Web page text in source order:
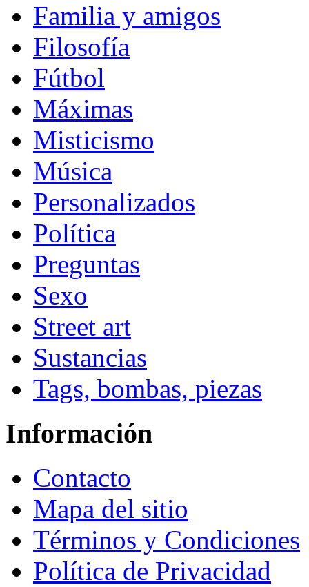
Familia y amigos
Filosofía
Fútbol
Máximas
Misticismo
Música
Personalizados
Política
Preguntas
Sexo
Street art
Sustancias
Tags, bombas, piezas
Información
Contacto
Mapa del sitio
Términos y Condiciones
Política de Privacidad